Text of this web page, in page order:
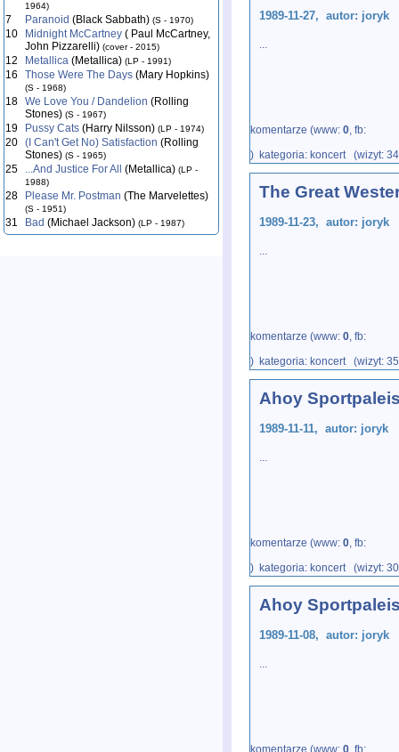
1964)
7 Paranoid (Black Sabbath) (S - 1970)
10 Midnight McCartney ( Paul McCartney,
John Pizzarelli) (cover - 2015)
12 Metallica (Metallica) (LP - 1991)
16 Those Were The Days (Mary Hopkins)
(S - 1968)
18 We Love You / Dandelion (Rolling
Stones) (S - 1967)
19 Pussy Cats (Harry Nilsson) (LP - 1974)
20 (I Can't Get No) Satisfaction (Rolling
Stones) (S - 1965)
25 ...And Justice For All (Metallica) (LP -
1988)
28 Please Mr. Postman (The Marvelettes)
(S - 1951)
31 Bad (Michael Jackson) (LP - 1987)
1989-11-27, autor: joryk
...
komentarze (www: 0, fb:
) kategoria: koncert (wizyt:
The Great
1989-11-23, autor: joryk
...
komentarze (www: 0, fb:
) kategoria: koncert (wizyt:
Ahoy
1989-11-11, autor: joryk
...
komentarze (www: 0, fb:
) kategoria: koncert (wizyt:
Ahoy
1989-11-08, autor: joryk
...
komentarze (www: 0 , fb: